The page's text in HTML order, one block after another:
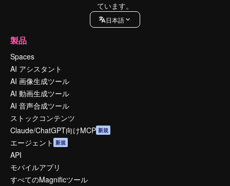
ています。
日本語
製品
Spaces
AI アシスタント
AI 画像生成ツール
AI 動画生成ツール
AI 音声合成ツール
ストックコンテンツ
Claude/ChatGPT向けMCP 新規
エージェント 新規
API
モバイルアプリ
すべてのMagnificツール